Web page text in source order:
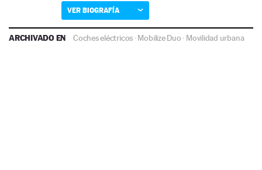
VER BIOGRAFÍA
ARCHIVADO EN Coches eléctricos ·Mobilize Duo · Movilidad urbana